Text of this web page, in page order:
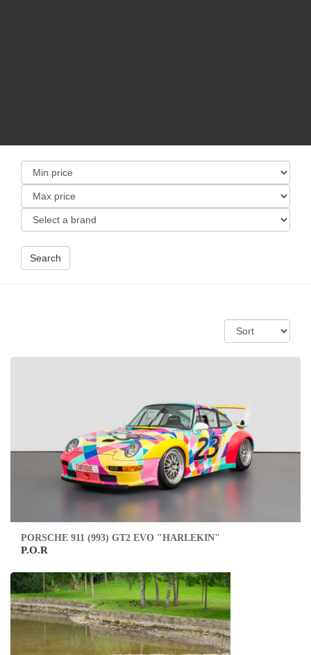
Search
PORSCHE 911 (993) GT2 EVO "HARLEKIN"
P.O.R